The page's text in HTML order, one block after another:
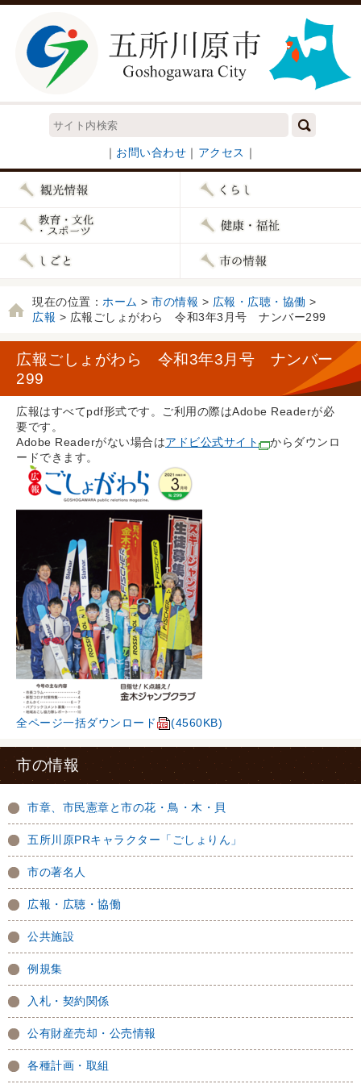
｜ お問い合わせ ｜ アクセス ｜
現在の位置： ホーム > 市の情報 > 広報・広聴・協働 >
広報 > 広報ごしょがわら 令和3年3月号 ナンバー299
広報ごしょがわら 令和3年3月号 ナンバー
299
広報はすべてpdf形式です。ご利用の際はAdobe Readerが必
要です。
Adobe Readerがない場合はアドビ公式サイト
からダウンロ
ードできます。
全ページ一括ダウンロード (4560KB)
市の情報
市章、市民憲章と市の花・鳥・木・貝
五所川原PRキャラクター「ごしょりん」
市の著名人
広報・広聴・協働
公共施設
例規集
入札・契約関係
公有財産売却・公売情報
各種計画・取組